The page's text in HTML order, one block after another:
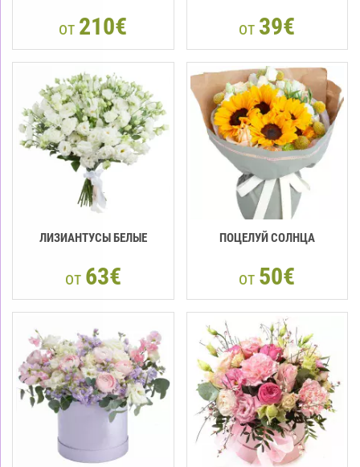
от 210€ от 39€
ЛИЗИАНТУСЫ БЕЛЫЕ
от 63€
ПОЦЕЛУЙ СОЛНЦА
от 50€